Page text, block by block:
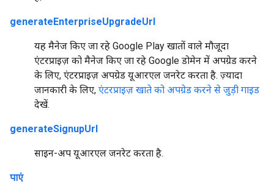
generateEnterpriseUpgradeUrl
यह मैनेज किए जा रहे Google Play खातों वाले मौजूदा
एंटरप्राइज़ को मैनेज किए जा रहे Google डोमेन में अपग्रेड करने
के लिए, एंटरप्राइज़ अपग्रेड यूआरएल जनरेट करता है. ज़्यादा
जानकारी के लिए, एंटरप्राइज़ खाते को अपग्रेड करने से जुड़ी गाइड
देखें.
generateSignupUrl
साइन-अप यूआरएल जनरेट करता है.
पाएं